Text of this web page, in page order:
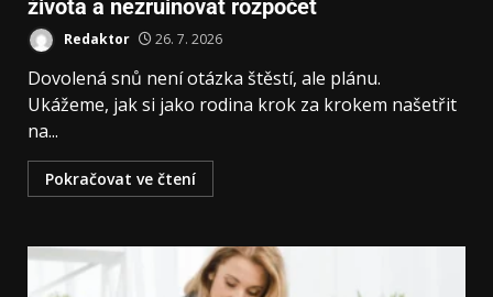
života a nezruinovat rozpočet
Redaktor 26. 7. 2026
Dovolená snů není otázka štěstí, ale plánu.
Ukážeme, jak si jako rodina krok za krokem našetřit
na...
Pokračovat ve čtení